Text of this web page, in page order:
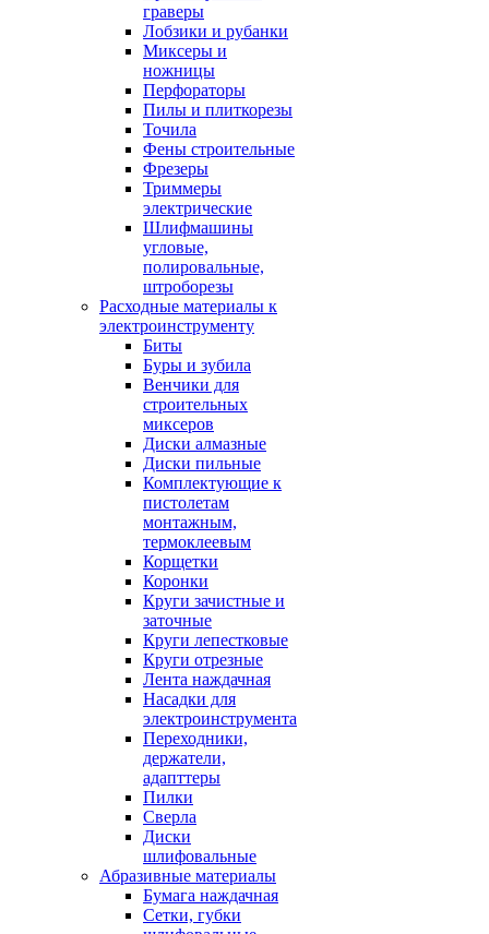
граверы
Лобзики и рубанки
Миксеры и
ножницы
Перфораторы
Пилы и плиткорезы
Точила
Фены строительные
Фрезеры
Триммеры
электрические
Шлифмашины
угловые,
полировальные,
штроборезы
Расходные материалы к
электроинструменту
Биты
Буры и зубила
Венчики для
строительных
миксеров
Диски алмазные
Диски пильные
Комплектующие к
пистолетам
монтажным,
термоклеевым
Корщетки
Коронки
Круги зачистные и
заточные
Круги лепестковые
Круги отрезные
Лента наждачная
Насадки для
электроинструмента
Переходники,
держатели,
адапттеры
Пилки
Сверла
Диски
шлифовальные
Абразивные материалы
Бумага наждачная
Сетки, губки